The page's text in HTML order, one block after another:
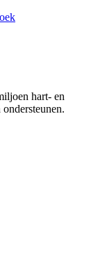
hart- en